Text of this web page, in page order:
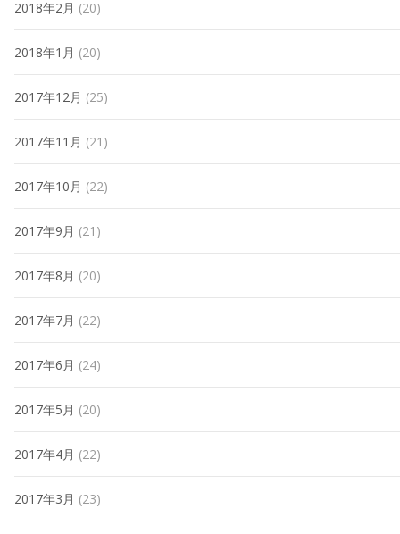
2018年2月 (20)
2018年1月 (20)
2017年12月 (25)
2017年11月 (21)
2017年10月 (22)
2017年9月 (21)
2017年8月 (20)
2017年7月 (22)
2017年6月 (24)
2017年5月 (20)
2017年4月 (22)
2017年3月 (23)